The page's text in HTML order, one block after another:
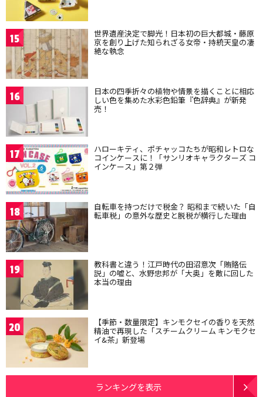
15 世界遺産決定で脚光！日本初の巨大都城・藤原
京を創り上げた知られざる女帝・持統天皇の凄
絶な執念
16 日本の四季折々の植物や情景を描くことに相応
しい色を集めた水彩色鉛筆『色辞典』が新発
売！
17 ハローキティ、ポチャッコたちが昭和レトロな
コインケースに！「サンリオキャラクターズ コ
インケース」第２弾
18 自転車を持つだけで税金？ 昭和まで続いた「自
転車税」の意外な歴史と脱税が横行した理由
19 教科書と違う！江戸時代の田沼意次「賄賂伝
説」の嘘と、水野忠邦が「大奥」を敵に回した
本当の理由
20 【季節・数量限定】キンモクセイの香りを天然
精油で再現した「スチームクリーム キンモクセ
イ&茶」新登場
ランキングを表示